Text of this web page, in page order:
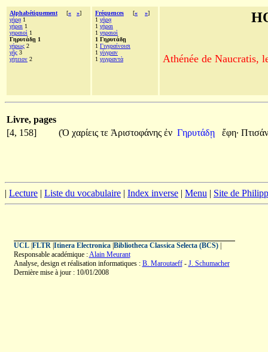
Alphabétiquement [« »]
γήρᾳ 1
γήραι 1
γηραιοὶ 1
Γηρυτάδῃ 1
γήρως 2
γῆς 3
γήτειον 2
Fréquences [« »]
1 γήρᾳ
1 γήραι
1 γηραιοὶ
1 Γηρυτάδῃ
1 Γιγγραίνοισι
1 γίγγραν
1 γιγγραντὰ Athénée de Naucratis,
Livre, pages
[4, 158]
(Ὁ χαρίεις τε Ἀριστοφάνης ἐν Γηρυτάδῃ ἔφη·
| Lecture | Liste du vocabulaire | Index inverse | Menu | Site de
UCL| FLTR| Itinera Electronica| Bibliotheca Classica Selecta (BCS)|
Responsable académique :Alain Meurant
Analyse, design et réalisation informatiques : B. Maroutaeff- J. Schumacher
Dernière mise à jour : 10/01/2008